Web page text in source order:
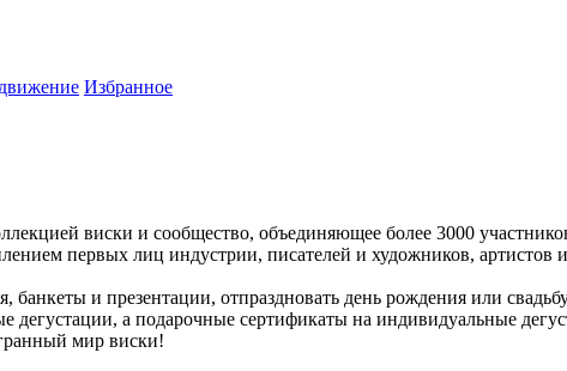
Избранное
виски и сообщество, объединяющее более 3000
первых лиц индустрии, писателей и художников, артистов
и презентации, отпраздновать день рождения или
дегустации, а подарочные сертификаты на индивидуальные
мир виски!